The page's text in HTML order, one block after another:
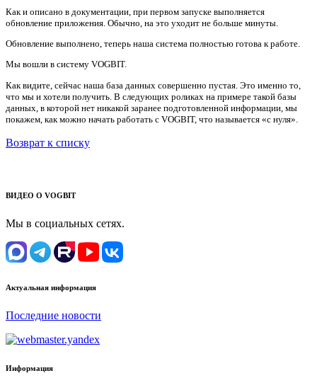
Как и описано в документации, при первом запуске выполняется
обновление приложения. Обычно, на это уходит не больше минуты.
Обновление выполнено, теперь наша система полностью готова к работе.
Мы вошли в систему VOGBIT.
Как видите, сейчас наша база данных совершенно пустая. Это именно то,
что мы и хотели получить. В следующих роликах на примере такой базы
данных, в которой нет никакой заранее подготовленной информации, мы
покажем, как можно начать работать с VOGBIT, что называется «с нуля».
Возврат к списку
ВИДЕО О VOGBIT
Мы в социальных сетях.
Актуальная информация
Последние новости
Информация